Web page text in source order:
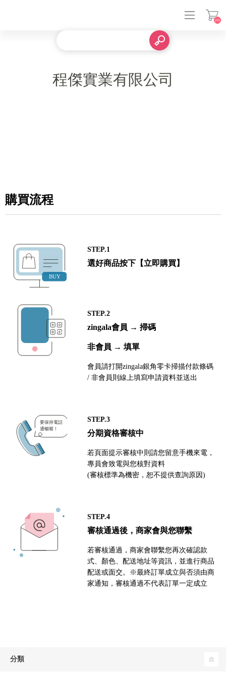
(0)
程傑實業有限公司
購買流程
STEP.1
選好商品按下【立即購買】
STEP.2
zingala會員 → 掃碼
非會員 → 填單
會員請打開zingala銀角零卡掃描付款條碼
/ 非會員則線上填寫申請資料並送出
STEP.3
分期資格審核中
若頁面提示審核中則請您留意手機來電，
專員會致電與您核對資料
(審核標準為機密，恕不提供查詢原因)
STEP.4
審核通過後，商家會與您聯繫
若審核通過，商家會聯繫您再次確認款
式、顏色、配送地址等資訊，並進行商品
配送或面交。※最終訂單成立與否須由商
家通知，審核通過不代表訂單一定成立
分類